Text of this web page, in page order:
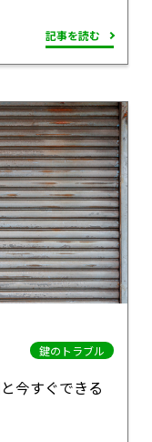
記事を読む
鍵のトラブル
今すぐできる